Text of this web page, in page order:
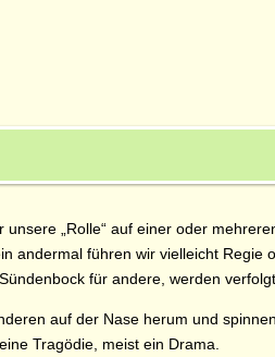
unsere Rolle auf einer oder
andermal führen wir vielleicht
für andere, werden
auf der Nase herum und
Tragödie, meist ein Drama.